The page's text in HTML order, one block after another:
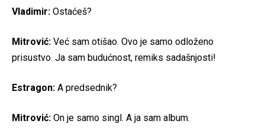
Vladimir: Ostaćeš?
Mitrović: Već sam otišao. Ovo je samo odloženo
prisustvo. Ja sam budućnost, remiks sadašnjosti!
Estragon: A predsednik?
Mitrović: On je samo singl. A ja sam album.